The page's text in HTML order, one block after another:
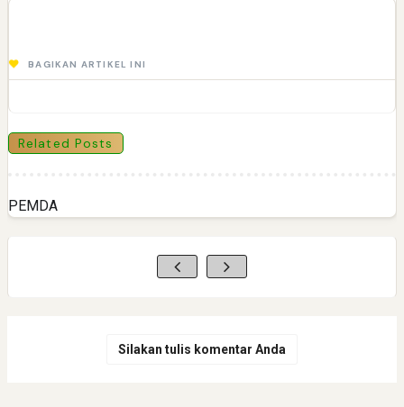
BAGIKAN ARTIKEL INI
Related Posts
PEMDA
Silakan tulis komentar Anda